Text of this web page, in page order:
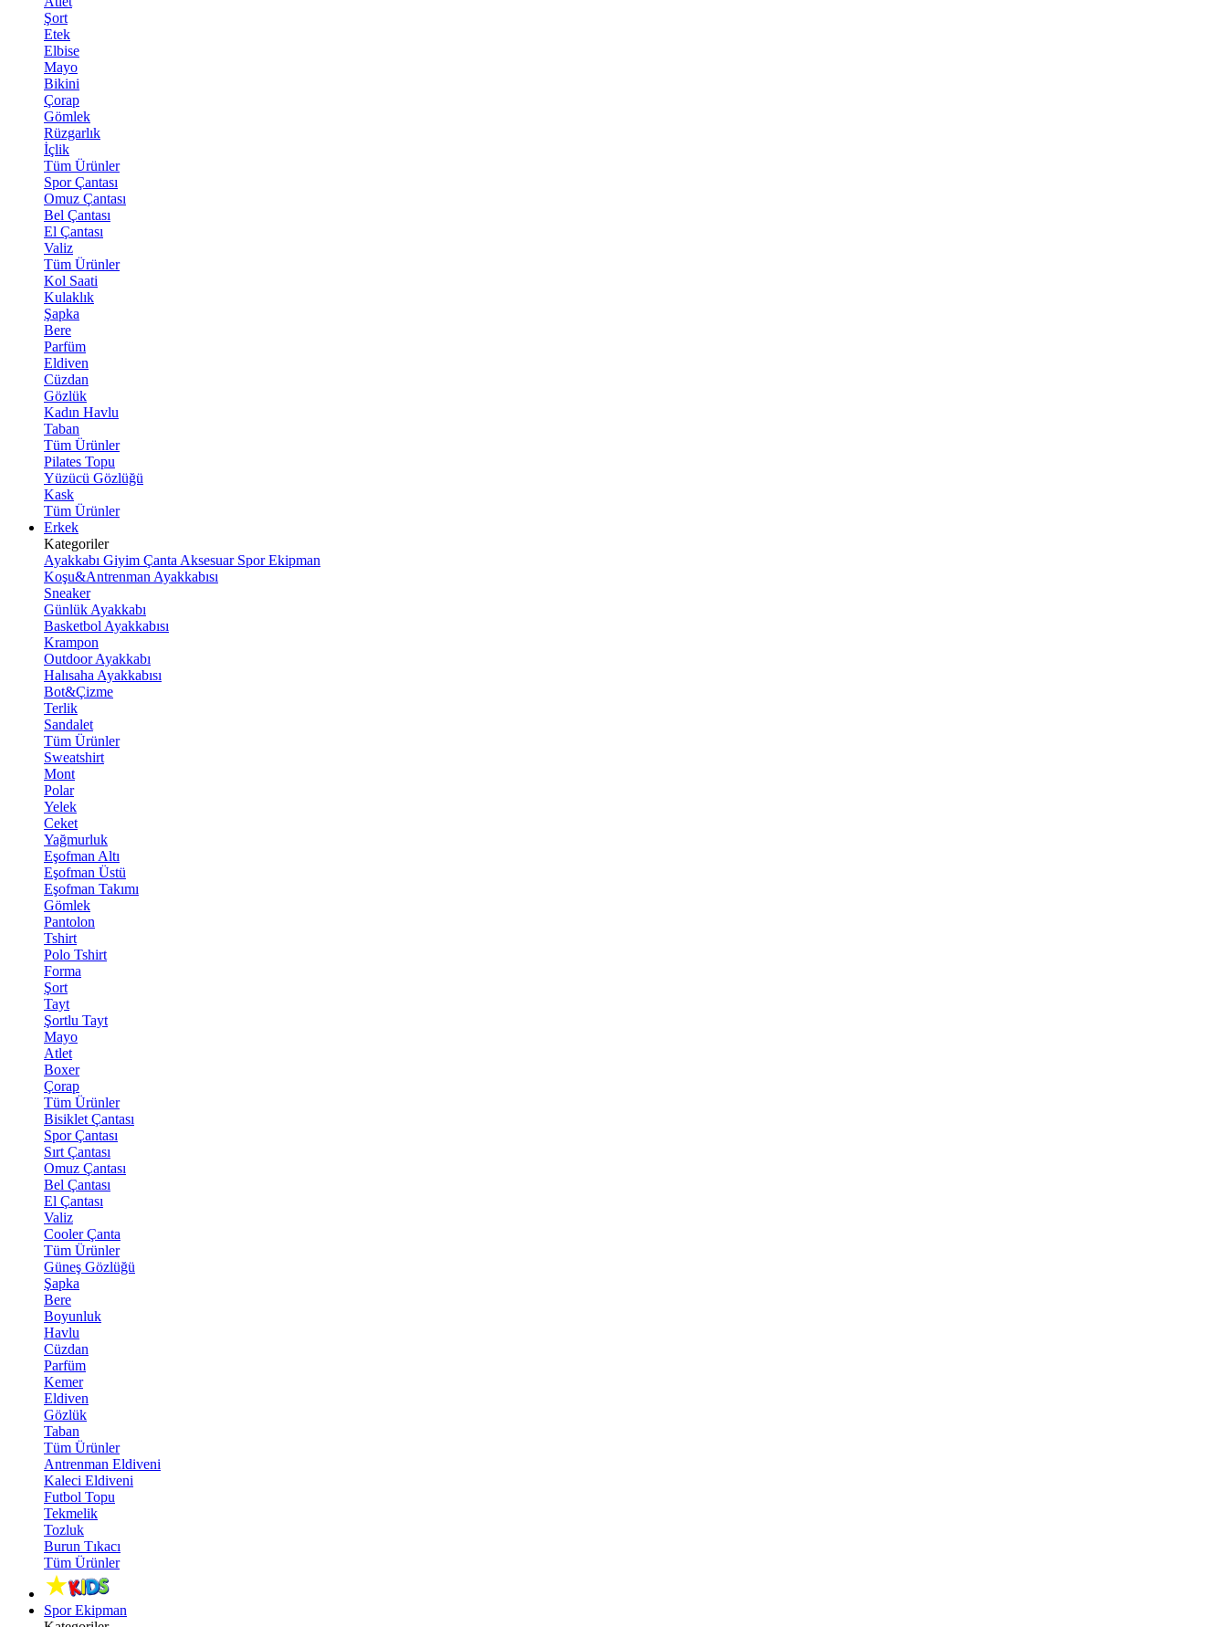
Şort
Etek
Elbise
Mayo
Bikini
Çorap
Gömlek
Rüzgarlık
İçlik
Tüm Ürünler
Spor Çantası
Omuz Çantası
Bel Çantası
El Çantası
Valiz
Tüm Ürünler
Kol Saati
Kulaklık
Şapka
Bere
Parfüm
Eldiven
Cüzdan
Gözlük
Kadın Havlu
Taban
Tüm Ürünler
Pilates Topu
Yüzücü Gözlüğü
Kask
Tüm Ürünler
Erkek
Kategoriler
Ayakkabı Giyim Çanta Aksesuar Spor Ekipman
Koşu&Antrenman Ayakkabısı
Sneaker
Günlük Ayakkabı
Basketbol Ayakkabısı
Krampon
Outdoor Ayakkabı
Halısaha Ayakkabısı
Bot&Çizme
Terlik
Sandalet
Tüm Ürünler
Sweatshirt
Mont
Polar
Yelek
Ceket
Yağmurluk
Eşofman Altı
Eşofman Üstü
Eşofman Takımı
Gömlek
Pantolon
Tshirt
Polo Tshirt
Forma
Şort
Tayt
Şortlu Tayt
Mayo
Atlet
Boxer
Çorap
Tüm Ürünler
Bisiklet Çantası
Spor Çantası
Sırt Çantası
Omuz Çantası
Bel Çantası
El Çantası
Valiz
Cooler Çanta
Tüm Ürünler
Güneş Gözlüğü
Şapka
Bere
Boyunluk
Havlu
Cüzdan
Parfüm
Kemer
Eldiven
Gözlük
Taban
Tüm Ürünler
Antrenman Eldiveni
Kaleci Eldiveni
Futbol Topu
Tekmelik
Tozluk
Burun Tıkacı
Tüm Ürünler
Spor Ekipman